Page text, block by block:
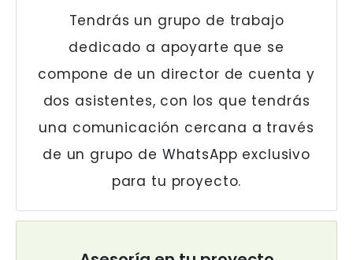
Tendrás un grupo de trabajo
dedicado a apoyarte que se
compone de un director de cuenta y
dos asistentes, con los que tendrás
una comunicación cercana a través
de un grupo de WhatsApp exclusivo
para tu proyecto.